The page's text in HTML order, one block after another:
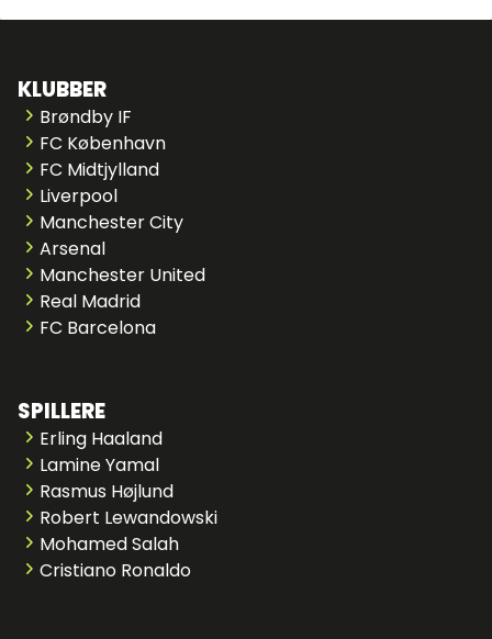
KLUBBER
Brøndby IF
FC København
FC Midtjylland
Liverpool
Manchester City
Arsenal
Manchester United
Real Madrid
FC Barcelona
SPILLERE
Erling Haaland
Lamine Yamal
Rasmus Højlund
Robert Lewandowski
Mohamed Salah
Cristiano Ronaldo